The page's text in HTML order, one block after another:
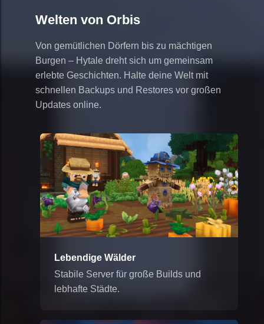
Welten von Orbis
Von gemütlichen Dörfern bis zu mächtigen
Burgen – Hytale dreht sich um gemeinsam
erlebte Geschichten. Halte deine Welt mit
schnellen Backups und Restores vor großen
Updates online.
Lebendige Wälder
Stabile Server für große Builds und
lebhafte Städte.